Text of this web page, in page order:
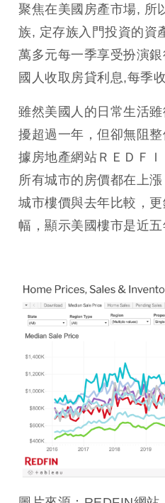
聚焦在美國房產市場, 所
族, 定存族入門投資的資
萬多元每一季享受扮演
國人收取房貸利息,每季
雖然美國人的日常生活
擾超過一年，但卻無阻
據房地產網站ＲＥＤＦ
所有城市的房價都在上
城市樓價與去年比較，
幅，顯示美國樓市是近五